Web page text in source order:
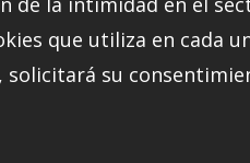
que utiliza en cada
solicitará su